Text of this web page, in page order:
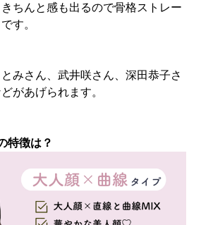
ちんと感も出るので骨格ストレー
す。
みさん、武井咲さん、深田恭子さ
があげられます。
特徴は？